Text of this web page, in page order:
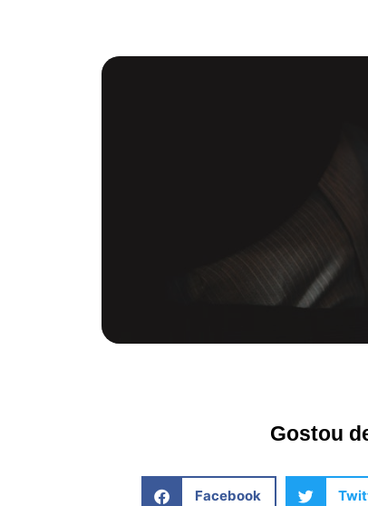
Gostou
Facebook